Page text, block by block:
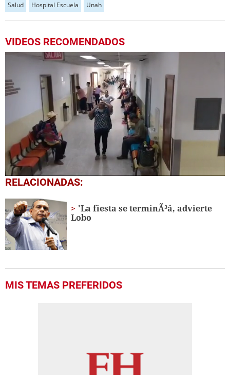
Salud Hospital Escuela Unah
VIDEOS RECOMENDADOS
0
seconds
minute,
32
seconds
RELACIONADAS:
'La fiesta se terminÃ³â, advierte
Lobo
MIS TEMAS PREFERIDOS